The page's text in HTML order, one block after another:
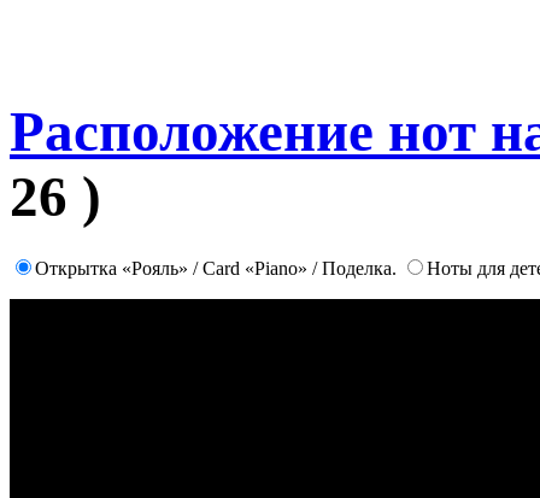
Расположение нот
26 )
Открытка «Рояль» / Card «Piano» / Поделка. Ноты для